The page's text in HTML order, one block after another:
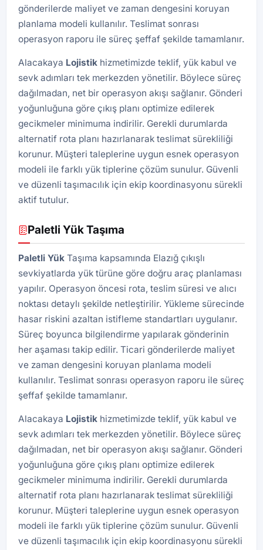
gönderilerde maliyet ve zaman dengesini koruyan
planlama modeli kullanılır. Teslimat sonrası
operasyon raporu ile süreç şeffaf şekilde tamamlanır.
Alacakaya Lojistik hizmetimizde teklif, yük kabul ve
sevk adımları tek merkezden yönetilir. Böylece süreç
dağılmadan, net bir operasyon akışı sağlanır. Gönderi
yoğunluğuna göre çıkış planı optimize edilerek
gecikmeler minimuma indirilir. Gerekli durumlarda
alternatif rota planı hazırlanarak teslimat sürekliliği
korunur. Müşteri taleplerine uygun esnek operasyon
modeli ile farklı yük tiplerine çözüm sunulur. Güvenli
ve düzenli taşımacılık için ekip koordinasyonu sürekli
aktif tutulur.
Paletli Yük Taşıma
Paletli Yük Taşıma kapsamında Elazığ çıkışlı
sevkiyatlarda yük türüne göre doğru araç planlaması
yapılır. Operasyon öncesi rota, teslim süresi ve alıcı
noktası detaylı şekilde netleştirilir. Yükleme sürecinde
hasar riskini azaltan istifleme standartları uygulanır.
Süreç boyunca bilgilendirme yapılarak gönderinin
her aşaması takip edilir. Ticari gönderilerde maliyet
ve zaman dengesini koruyan planlama modeli
kullanılır. Teslimat sonrası operasyon raporu ile süreç
şeffaf şekilde tamamlanır.
Alacakaya Lojistik hizmetimizde teklif, yük kabul ve
sevk adımları tek merkezden yönetilir. Böylece süreç
dağılmadan, net bir operasyon akışı sağlanır. Gönderi
yoğunluğuna göre çıkış planı optimize edilerek
gecikmeler minimuma indirilir. Gerekli durumlarda
alternatif rota planı hazırlanarak teslimat sürekliliği
korunur. Müşteri taleplerine uygun esnek operasyon
modeli ile farklı yük tiplerine çözüm sunulur. Güvenli
ve düzenli taşımacılık için ekip koordinasyonu sürekli